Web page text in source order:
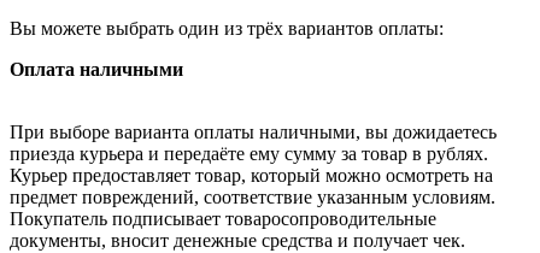
Вы можете выбрать один из трёх вариантов оплаты:
Оплата наличными
При выборе варианта оплаты наличными, вы дожидаетесь
приезда курьера и передаёте ему сумму за товар в рублях.
Курьер предоставляет товар, который можно осмотреть на
предмет повреждений, соответствие указанным условиям.
Покупатель подписывает товаросопроводительные
документы, вносит денежные средства и получает чек.